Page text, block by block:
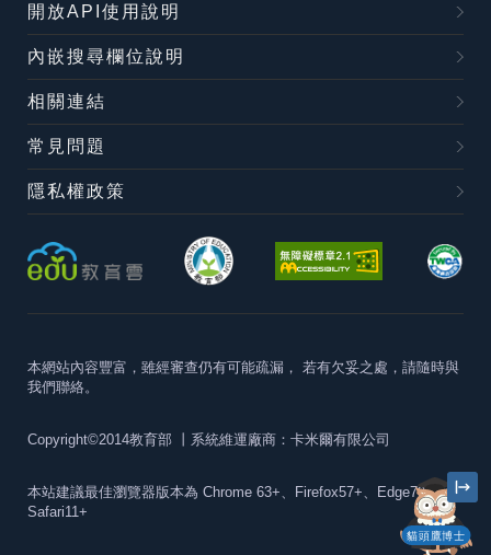
貓頭鷹博士
開放API使用說明
內嵌搜尋欄位說明
相關連結
常見問題
隱私權政策
本網站內容豐富，雖經審查仍有可能疏漏， 若有欠妥之處，請隨時與
我們聯絡。
Copyright©2014教育部 丨系統維運廠商：卡米爾有限公司
本站建議最佳瀏覽器版本為 Chrome 63+、Firefox57+、Edge79+及
Safari11+